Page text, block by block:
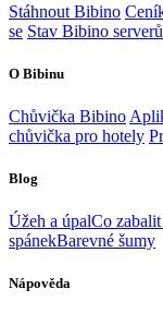
Stáhnout Bibino
se Stav Bibino serverů
O Bibinu
Chůvička Bibino
chůvička pro hotely
Blog
Úžeh a úpalCo
spánekBarevné šumy
Nápověda